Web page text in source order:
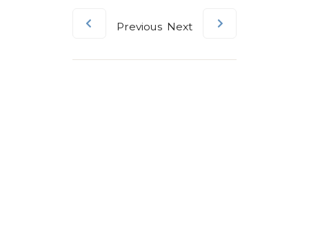
Previous Next